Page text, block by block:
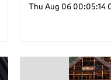
Optional Extras,
Thu Aug 06 00:05:14